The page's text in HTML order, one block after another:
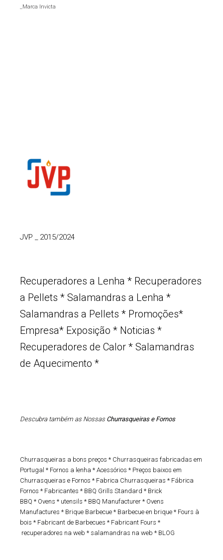
_Marca Invicta
JVP 2015/2024
Recuperadores a Lenha * Recuperadores
a Pellets *Salamandras a Lenha *
Salamandras a Pellets * Promoções*
Empresa* Exposição* Noticias *
Recuperadores de Calor *Salamandras
de Aquecimento *
Descubra também as Nossas Churrasqueiras e Fornos
Churrasqueiras a bons preços * Churrasqueiras fabricadas em
Portugal * Fornos a lenha *Acessórios* Preços baixos em
Churrasqueiras e Fornos * Fabrica Churrasqueiras * Fábrica
Fornos * Fabricantes * BBQ Grills Standard * Brick
BBQ * Ovens * utensils * BBQ Manufacturer * Ovens
Manufactures * Brique Barbecue * Barbecue en brique * Fours à
bois * Fabricant de Barbecues * Fabricant Fours *
recuperadores na web * salamandras na web * BLOG